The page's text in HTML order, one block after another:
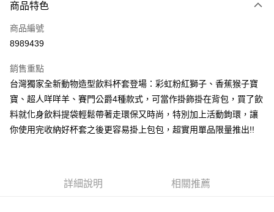
信用卡一次付款
超商取貨付款
Apple Pay
街口支付
悠遊付
【關於「AFTEE先享後付」】
AFTEE先享後付是「在收到商品之後才付款」的支付方式。 讓您購物簡單
商品特色
商品編號
8989439
銷售重點
台灣獨家全新動物造型飲料杯套登場：彩虹粉紅獅子、香蕉猴子寶
寶、超人咩咩羊、賽門公爵4種款式，可當作掛飾掛在背包，買了飲
料就化身飲料提袋輕鬆帶著走環保又時尚，特別加上活動鉤環，讓
你使用完收納好杯套之後更容易掛上包包，超實用單品限量推出!!
詳細說明 相關推薦